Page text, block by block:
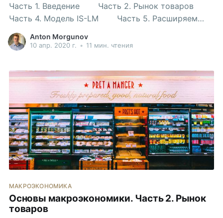
Часть 1. Введение Часть 2. Рынок товаров
Часть 4. Модель IS-LM Часть 5. Расширяем
модель IS-LM Финансовые рынки пугают людей.
Они представляют из себя непонятный винегрет из
рынков, инвестиционные фонды, hedge funds (у
Anton Morgunov
10 апр. 2020 г. • 11 мин. чтения
МАКРОЭКОНОМИКА
Основы макроэкономики. Часть 2. Рынок
товаров